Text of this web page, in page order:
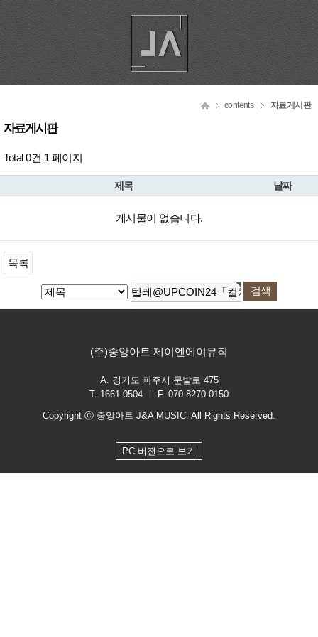
contents 자료게시판
자료게시판
Total 0건 1 페이지
제목 날짜
게시물이 없습니다.
목록
(주)중앙아트 제이엔에이뮤직
A. 경기도 파주시 문발로 475
T. 1661-0504 ㅣ F. 070-8270-0150
Copyright ⓒ 중앙아트 J&A MUSIC. All Rights Reserved.
PC 버전으로 보기